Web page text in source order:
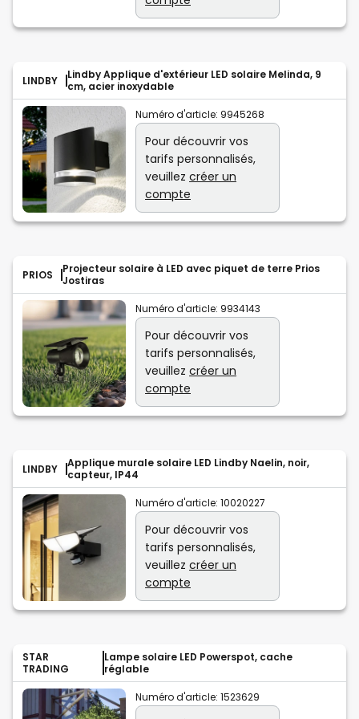
LINDBY
Lindby Applique d'extérieur LED solaire Melinda, 9
cm, acier inoxydable
Numéro d'article: 9945268
Pour découvrir vos
tarifs personnalisés,
veuillez créer un
compte
PRIOS
Projecteur solaire à LED avec piquet de terre Prios
Jostiras
Numéro d'article: 9934143
Pour découvrir vos
tarifs personnalisés,
veuillez créer un
compte
LINDBY
Applique murale solaire LED Lindby Naelin, noir,
capteur, IP44
Numéro d'article: 10020227
Pour découvrir vos
tarifs personnalisés,
veuillez créer un
compte
STAR
TRADING
Lampe solaire LED Powerspot, cache
réglable
Numéro d'article: 1523629